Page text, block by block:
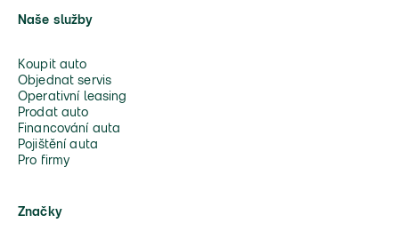
Naše služby
Koupit auto
Objednat servis
Operativní leasing
Prodat auto
Financování auta
Pojištění auta
Pro firmy
Značky